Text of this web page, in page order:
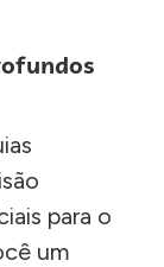
para o
um